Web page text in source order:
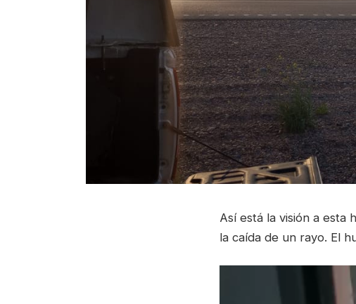
Así está la visión a esta
la caída de un rayo. El